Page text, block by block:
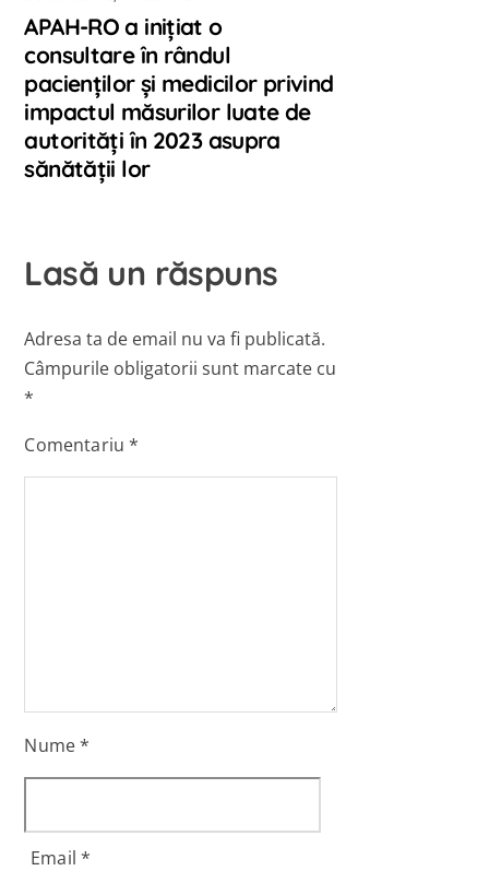
APAH-RO a inițiat o
consultare în rândul
pacienților și medicilor privind
impactul măsurilor luate de
autorități în 2023 asupra
sănătății lor
Lasă un răspuns
Adresa ta de email nu va fi publicată.
Câmpurile obligatorii sunt marcate cu
*
Comentariu*
Nume*
Email*